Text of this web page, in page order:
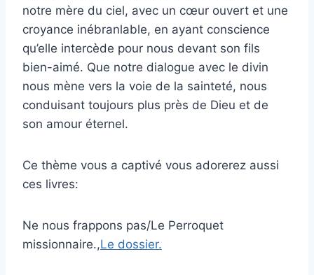
notre mère du ciel, avec un cœur ouvert et une
croyance inébranlable, en ayant conscience
qu’elle intercède pour nous devant son fils
bien-aimé. Que notre dialogue avec le divin
nous mène vers la voie de la sainteté, nous
conduisant toujours plus près de Dieu et de
son amour éternel.
Ce thème vous a captivé vous adorerez aussi
ces livres:
Ne nous frappons pas/Le Perroquet
missionnaire.,Le dossier.